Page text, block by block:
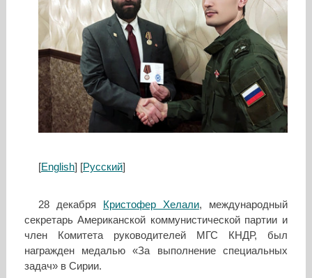
[English] [Русский]
28 декабря Кристофер Хелали, международный
секретарь Американской коммунистической партии и
член Комитета руководителей МГС КНДР, был
награжден медалью «За выполнение специальных
задач» в Сирии.